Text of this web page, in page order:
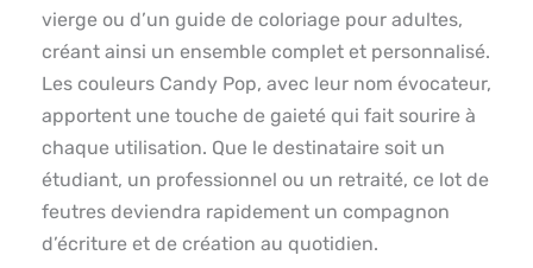
vierge ou d’un guide de coloriage pour adultes,
créant ainsi un ensemble complet et personnalisé.
Les couleurs Candy Pop, avec leur nom évocateur,
apportent une touche de gaieté qui fait sourire à
chaque utilisation. Que le destinataire soit un
étudiant, un professionnel ou un retraité, ce lot de
feutres deviendra rapidement un compagnon
d’écriture et de création au quotidien.